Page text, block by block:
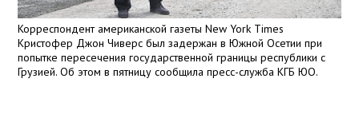
Корреспондент американской газеты New York Times
Кристофер Джон Чиверс был задержан в Южной Осетии при
попытке пересечения государственной границы республики с
Грузией. Об этом в пятницу сообщила пресс-служба КГБ ЮО.